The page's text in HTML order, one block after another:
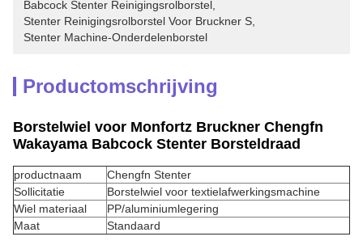
Babcock Stenter Reinigingsrolborstel
Stenter Reinigingsrolborstel Voor Bruckner S
Stenter Machine-Onderdelenborstel
Productomschrijving
Borstelwiel voor Monfortz Bruckner Chengfn
Wakayama Babcock Stenter Borsteldraad
productnaam
Chengfn Stenter
Sollicitatie
Borstelwiel voor textielafwerkingsmachine
Wiel materiaal
PP/aluminiumlegering
Maat
Standaard